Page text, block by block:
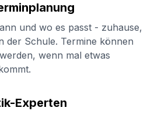
und wo es passt - zuhause,
der Schule. Termine können
wenn mal etwas
Experten